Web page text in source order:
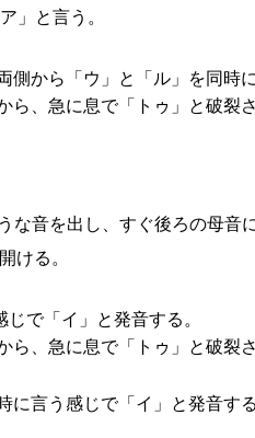
」と言う。
から「ウ」と「ル」を同時
ら、急に息で「トゥ」と破
な音を出し、すぐ後ろの母音
ける。
で「イ」と発音する。
ら、急に息で「トゥ」と破
に言う感じで「イ」と発音する